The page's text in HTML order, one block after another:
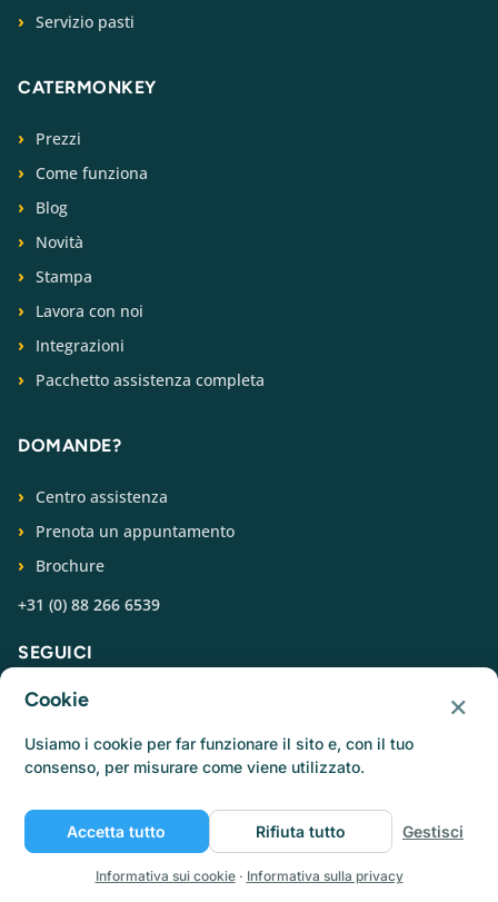
Servizio pasti
CATERMONKEY
Prezzi
Come funziona
Blog
Novità
Stampa
Lavora con noi
Integrazioni
Pacchetto assistenza completa
DOMANDE?
Centro assistenza
Prenota un appuntamento
Brochure
+31 (0) 88 266 6539
SEGUICI
© Catermonkey
Informativa sulla privacy
Informativa sui cookie
Condizioni d'uso
Lavora con noi
Cookie ×
Usiamo i cookie per far funzionare il sito e, con il tuo
consenso, per misurare come viene utilizzato.
Accetta tutto Rifiuta tutto Gestisci
Informativa sui cookie· Informativa sulla privacy